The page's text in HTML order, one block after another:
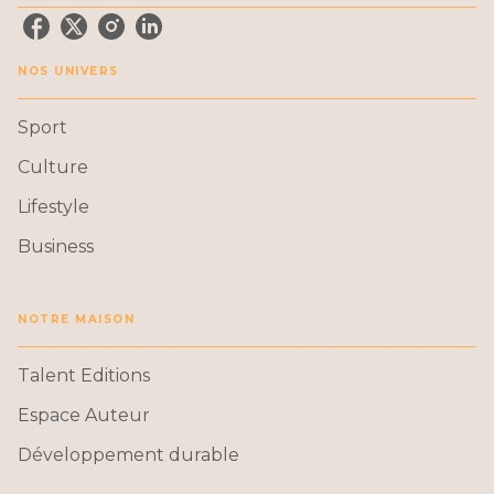
NOS UNIVERS
Sport
Culture
Lifestyle
Business
NOTRE MAISON
Talent Editions
Espace Auteur
Développement durable